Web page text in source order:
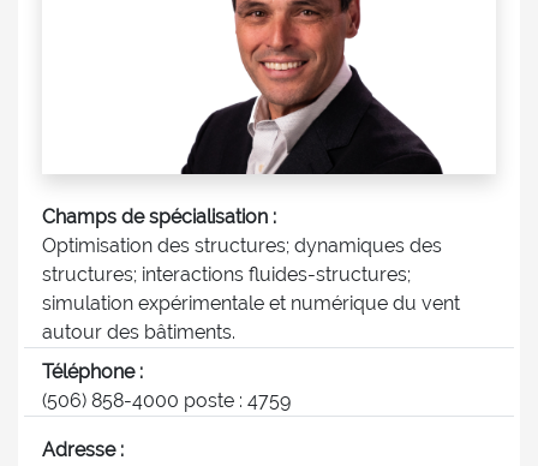
Champs de spécialisation :
Optimisation des structures; dynamiques des
structures; interactions fluides-structures;
simulation expérimentale et numérique du vent
autour des bâtiments.
Téléphone :
(506) 858-4000 poste : 4759
Adresse :